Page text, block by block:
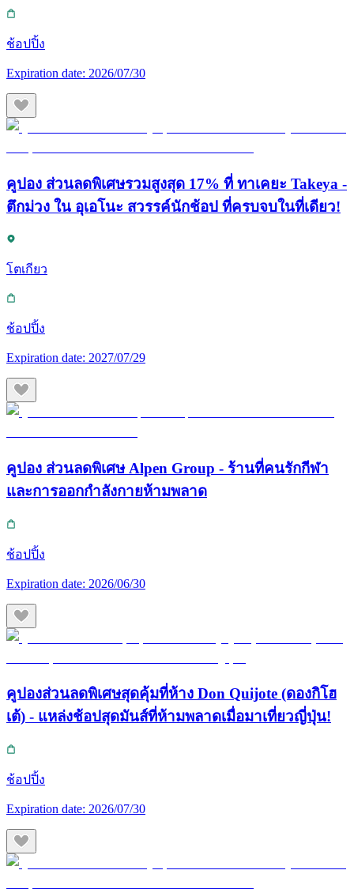
ช้อปปิ้ง
Expiration date: 2026/07/30
คูปอง ส่วนลดพิเศษรวมสูงสุด 17% ที่ ทาเคยะ Takeya -
ตึกม่วง ใน อุเอโนะ สวรรค์นักช้อป ที่ครบจบในที่เดียว!
โตเกียว
ช้อปปิ้ง
Expiration date: 2027/07/29
คูปอง ส่วนลดพิเศษ Alpen Group - ร้านที่คนรักกีฬา
และการออกกำลังกายห้ามพลาด
ช้อปปิ้ง
Expiration date: 2026/06/30
คูปองส่วนลดพิเศษสุดคุ้มที่ห้าง Don Quijote (ดองกิโฮ
เต้) - แหล่งช้อปสุดมันส์ที่ห้ามพลาดเมื่อมาเที่ยวญี่ปุ่น!
ช้อปปิ้ง
Expiration date: 2026/07/30